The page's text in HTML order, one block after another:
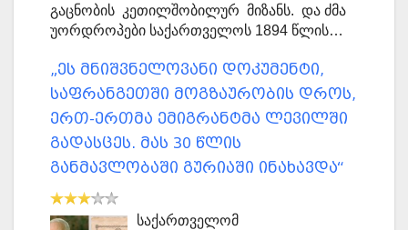
გაცნობის კეთილშობილურ მიზანს. და ძმა
უორდროპები საქართველოს 1894 წლის…
„ეს მნიშვნელოვანი დოკუმენტი,
საფრანგეთში მოგზაურობის დროს,
ერთ-ერთმა ემიგრანტმა ლევილში
გადასცეს. მას 30 წლის
განმავლობაში გურიაში ინახავდა“
საქართველომ